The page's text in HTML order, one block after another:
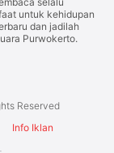
untuk kehidupan
dan jadilah
Purwokerto.
Reserved
Info Iklan